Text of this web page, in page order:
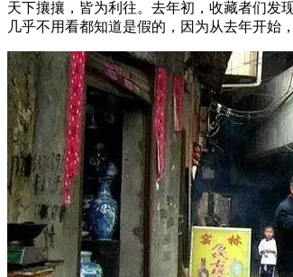
天下攘攘，皆为利往。去年初，收藏者们发
几乎不用看都知道是假的，因为从去年开始